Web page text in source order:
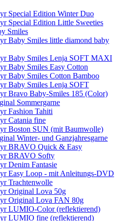
Special Edition Winter Duo
Special Edition Little Sweeties
Smiles
Baby Smiles little diamond baby
Baby Smiles Lenja SOFT MAXI
Baby Smiles Easy Cotton
Baby Smiles Cotton Bamboo
Baby Smiles Lenja SOFT
Bravo Baby-Smiles 185 (Color)
Sommergarne
Fashion Tahiti
Catania fine
Boston SUN (mit Baumwolle)
Winter- und Ganzjahresgarne
BRAVO Quick & Easy
BRAVO Softy
Denim Fantasie
Easy Loop - mit Anleitungs-DVD
Trachtenwolle
Original Lova 50g
Original Lova FAN 80g
LUMIO-Color (reflektierend)
LUMIO fine (reflektierend)